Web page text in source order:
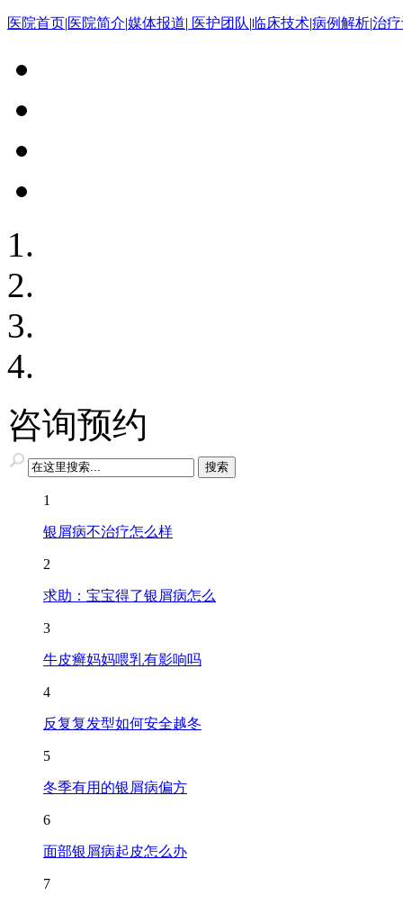
医院首页|医院简介|媒体报道| 医护团队|临床技术|病例解析|治
咨询预约
1
银屑病不治疗怎么样
2
求助：宝宝得了银屑病怎么
3
牛皮癣妈妈喂乳有影响吗
4
反复复发型如何安全越冬
5
冬季有用的银屑病偏方
6
面部银屑病起皮怎么办
7